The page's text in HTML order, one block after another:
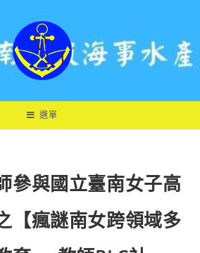
選單
參與國立臺南女子高
【瘋謎南女跨領域多